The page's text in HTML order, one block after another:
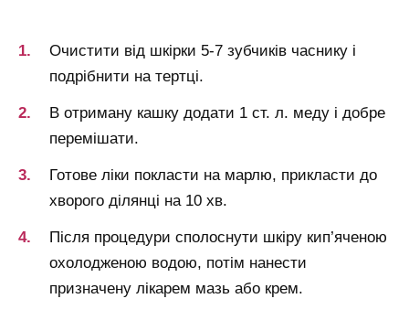
Очистити від шкірки 5-7 зубчиків часнику і
подрібнити на тертці.
В отриману кашку додати 1 ст. л. меду і добре
перемішати.
Готове ліки покласти на марлю, прикласти до
хворого ділянці на 10 хв.
Після процедури сполоснути шкіру кип’яченою
охолодженою водою, потім нанести
призначену лікарем мазь або крем.